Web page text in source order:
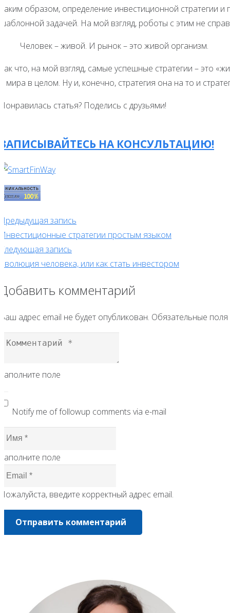
Таким образом, определение инвестиционной стратегии
шаблонной задачей. На мой взгляд, роботы с этим не
Человек – живой. И рынок – это живой организм.
Так что, на мой взгляд, самые успешные стратегии – это
и мира в целом. Ну и, конечно, стратегия она на то и
Понравилась статья? Поделись с друзьями!
ЗАПИСЫВАЙТЕСЬ НА КОНСУЛЬТАЦИЮ!
Предыдущая запись
Инвестиционные стратегии простым языком
Следующая запись
Эволюция человека, или как стать инвестором
Добавить комментарий
Ваш адрес email не будет опубликован. Обязательные
Заполните поле
Notify me of followup comments via e-mail
Заполните поле
Пожалуйста, введите корректный адрес email.
Отправить комментарий